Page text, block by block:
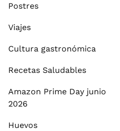
Postres
Viajes
Cultura gastronómica
Recetas Saludables
Amazon Prime Day junio
2026
Huevos